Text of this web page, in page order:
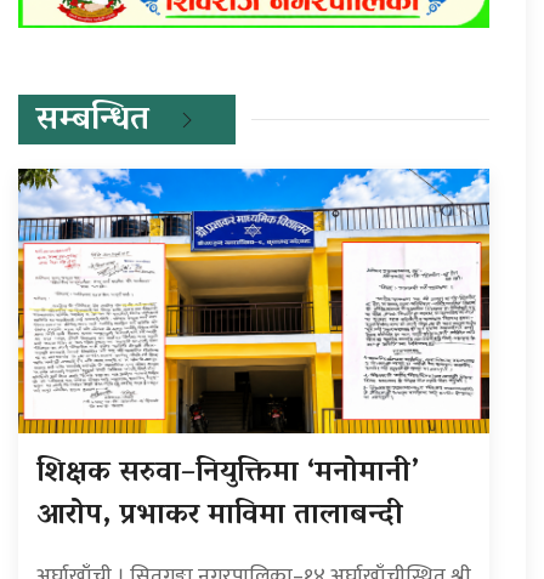
सम्बन्धित
शिक्षक सरुवा–नियुक्तिमा ‘मनोमानी’
आरोप, प्रभाकर माविमा तालाबन्दी